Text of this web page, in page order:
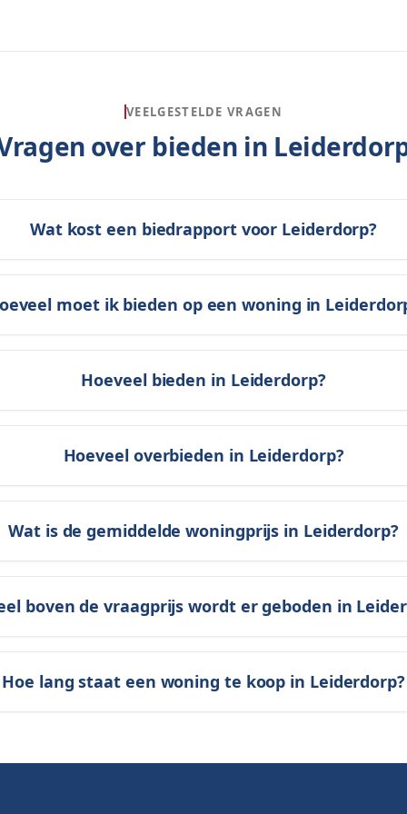
VEELGESTELDE VRAGEN
over bieden in
Wat kost een biedrapport voor Leiderdorp?
moet ik bieden op een woning in
Hoeveel bieden in Leiderdorp?
Hoeveel overbieden in Leiderdorp?
Wat is de gemiddelde woningprijs in Leiderdorp?
boven de vraagprijs wordt er geboden in
Hoe lang staat een woning te koop in Leiderdorp?